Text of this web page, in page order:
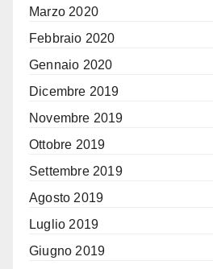
Marzo 2020
Febbraio 2020
Gennaio 2020
Dicembre 2019
Novembre 2019
Ottobre 2019
Settembre 2019
Agosto 2019
Luglio 2019
Giugno 2019